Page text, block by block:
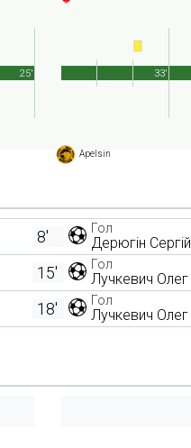
25'
Apelsin
33'
8' Гол
Дерюгін Сергій
15' Гол
Лучкевич Олег
18' Гол
Лучкевич Олег